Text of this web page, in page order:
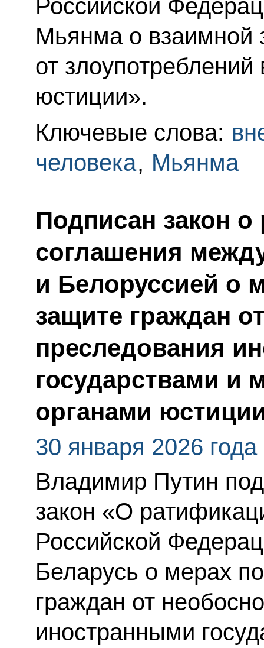
Российской
Мьянма о взаимной
от
юстиции».
Ключевые слова:
человека, Мьянма
Подписан закон
соглашения
и Белоруссией о
защите граждан
преследования
государствами
органами
30 января 2026 года
Владимир Путин
закон «О
Российской
Беларусь о мерах
граждан от
иностранными